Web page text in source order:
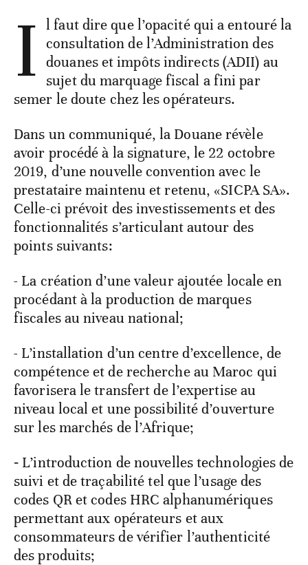
I l faut dire que l’opacité qui a entouré la
consultation de l’Administration des
douanes et impôts indirects (ADII) au
sujet du marquage fiscal a fini par
semer le doute chez les opérateurs.
Dans un communiqué, la Douane révèle
avoir procédé à la signature, le 22 octobre
2019, d’une nouvelle convention avec le
prestataire maintenu et retenu, «SICPA SA».
Celle-ci prévoit des investissements et des
fonctionnalités s’articulant autour des
points suivants:
- La création d’une valeur ajoutée locale en
procédant à la production de marques
fiscales au niveau national;
- L’installation d’un centre d’excellence, de
compétence et de recherche au Maroc qui
favorisera le transfert de l’expertise au
niveau local et une possibilité d’ouverture
sur les marchés de l’Afrique;
‐ L’introduction de nouvelles technologies de
suivi et de traçabilité tel que l’usage des
codes QR et codes HRC alphanumériques
permettant aux opérateurs et aux
consommateurs de vérifier l’authenticité
des produits;